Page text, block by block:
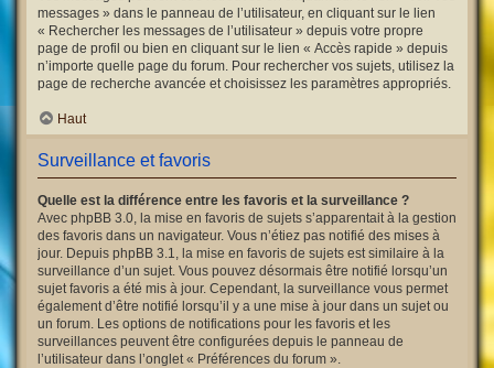
messages » dans le panneau de l’utilisateur, en cliquant sur le lien
« Rechercher les messages de l’utilisateur » depuis votre propre
page de profil ou bien en cliquant sur le lien « Accès rapide » depuis
n’importe quelle page du forum. Pour rechercher vos sujets, utilisez la
page de recherche avancée et choisissez les paramètres appropriés.
Haut
Surveillance et favoris
Quelle est la différence entre les favoris et la surveillance ?
Avec phpBB 3.0, la mise en favoris de sujets s’apparentait à la gestion
des favoris dans un navigateur. Vous n’étiez pas notifié des mises à
jour. Depuis phpBB 3.1, la mise en favoris de sujets est similaire à la
surveillance d’un sujet. Vous pouvez désormais être notifié lorsqu’un
sujet favoris a été mis à jour. Cependant, la surveillance vous permet
également d’être notifié lorsqu’il y a une mise à jour dans un sujet ou
un forum. Les options de notifications pour les favoris et les
surveillances peuvent être configurées depuis le panneau de
l’utilisateur dans l’onglet « Préférences du forum ».